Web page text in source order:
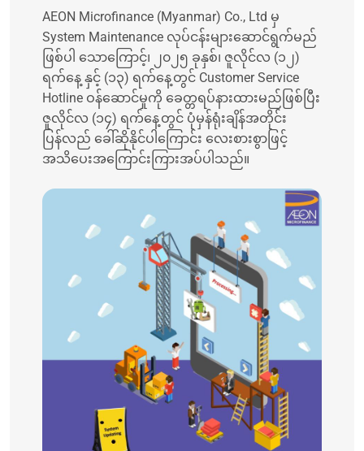
AEON Microfinance (Myanmar) Co., Ltd မှ
System Maintenance လုပ်ငန်းများဆောင်ရွက်မည်
ဖြစ်ပါ သောကြောင့်၊ ၂၀၂၅ ခုနှစ်၊ ဇူလိုင်လ (၁၂)
ရက်နေ့ နှင့် (၁၃) ရက်နေ့တွင် Customer Service
Hotline ဝန်ဆောင်မှုကို ခေတ္တရပ်နားထားမည်ဖြစ်ပြီး
ဇူလိုင်လ (၁၄) ရက်နေ့တွင် ပုံမှန်ရုံးချိန်အတိုင်း
ပြန်လည် ခေါ်ဆိုနိုင်ပါကြောင်း လေးစားစွာဖြင့်
အသိပေးအကြောင်းကြားအပ်ပါသည်။